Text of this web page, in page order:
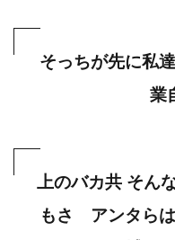
そっちが先に私
業
上のバカ共 そん
もさ アンタら